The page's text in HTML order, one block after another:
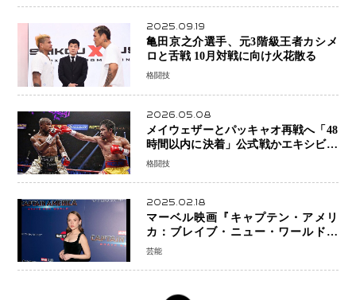
2025.09.19
亀田京之介選手、元3階級王者カシメ
格闘技
2026.05.08
メイウェザーとパッキャオ再戦へ「48
時間以内に決着」公式戦かエキシビシ
ョンか混迷続く
格闘技
2025.02.18
マーベル映画『キャプテン・アメリ
カ：ブレイブ・ニュー・ワールド』
新ブラック・ウィドウ役のシラ・ハー
芸能